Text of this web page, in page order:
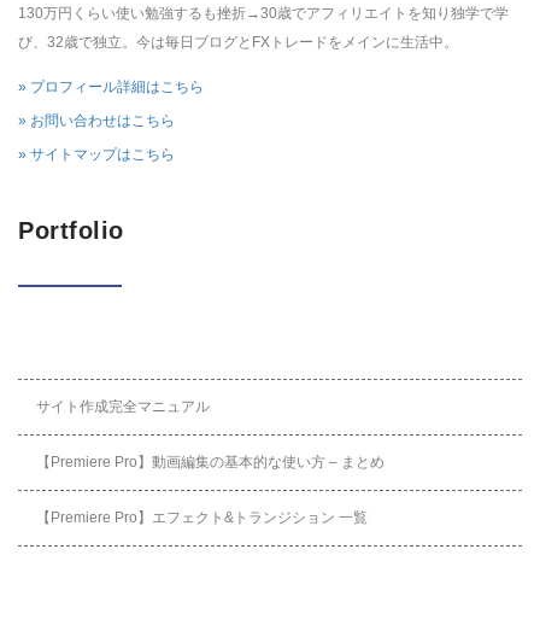
130万円くらい使い勉強するも挫折→30歳でアフィリエイトを知り独学で学
び、32歳で独立。今は毎日ブログとFXトレードをメインに生活中。
» プロフィール詳細はこちら
» お問い合わせはこちら
» サイトマップはこちら
Portfolio
サイト作成完全マニュアル
【Premiere Pro】動画編集の基本的な使い方 – まとめ
【Premiere Pro】エフェクト&トランジション 一覧